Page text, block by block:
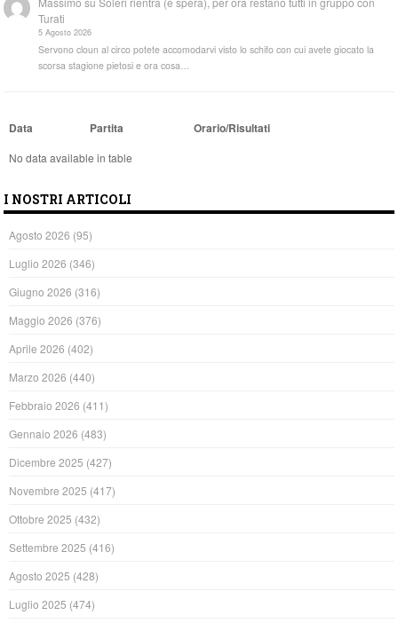
Turati
5 Agosto 2026
Servono cloun al circo potete accomodarvi visto lo schifo con cui avete giocato la
scorsa stagione pietosi e ora cosa…
Data Partita Orario/Risultati
No data available in table
I NOSTRI ARTICOLI
Agosto 2026 (95)
Luglio 2026 (346)
Giugno 2026 (316)
Maggio 2026 (376)
Aprile 2026 (402)
Marzo 2026 (440)
Febbraio 2026 (411)
Gennaio 2026 (483)
Dicembre 2025 (427)
Novembre 2025 (417)
Ottobre 2025 (432)
Settembre 2025 (416)
Agosto 2025 (428)
Luglio 2025 (474)